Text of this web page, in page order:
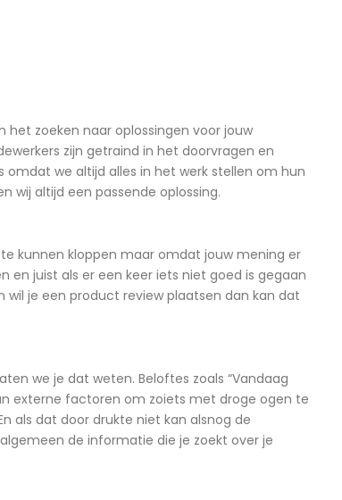
het zoeken naar oplossingen voor jouw
zijn getraind in het doorvragen en
omdat we altijd alles in het werk stellen om hun
wij altijd een passende oplossing.
kunnen kloppen maar omdat jouw mening er
en juist als er een keer iets niet goed is gegaan
je een product review plaatsen dan kan dat
we je dat weten. Beloftes zoals “Vandaag
externe factoren om zoiets met droge ogen te
als dat door drukte niet kan alsnog de
de informatie die je zoekt over je